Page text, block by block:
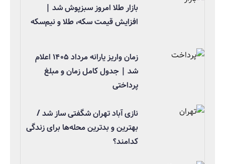
بازار طلا امروز سبزپوش شد |
افزایش قیمت سکه، طلا و نیم‌سکه
زمان واریز یارانه مرداد ۱۴۰۵ اعلام
شد | جدول کامل زمان و مبلغ
پرداختی
نازی آباد تهران شگفتی ساز شد /
بهترین و بدترین محله‌ها برای زندگی
کدامند؟